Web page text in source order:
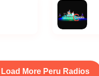
Load More Peru Radios